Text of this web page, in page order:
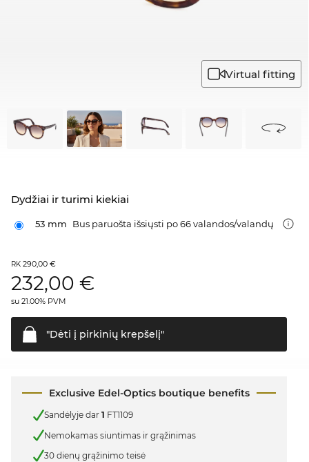
Virtual fitting
Dydžiai ir turimi kiekiai
53 mm Bus paruošta išsiųsti po 66 valandos/valandų
RK 290,00 €
232,00 €
su 21.00% PVM
"Dėti į pirkinių krepšelį"
Exclusive Edel-Optics boutique benefits
Sandėlyje dar 1 FT1109
Nemokamas siuntimas ir grąžinimas
30 dienų grąžinimo teisė